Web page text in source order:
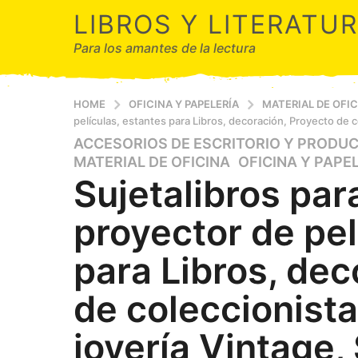
LIBROS Y
Para los amantes de la lectura
HOME OFICINA Y PAPELERÍA MATERIAL DE
películas, estantes para Libros, decoración, Proyecto de
2
a
ñ
o
s
a
g
o
2
a
ñ
ACCESORIOS DE ESCRITORIO Y
MATERIAL DE OFICINA ,OFICINA Y
Sujetalibros
proyector de
para Libros,
de
joyería Vintage,